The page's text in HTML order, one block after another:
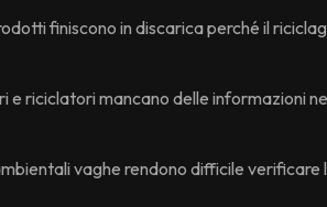
finiscono in discarica perché il
e riciclatori mancano delle informazioni
vaghe rendono difficile verificare